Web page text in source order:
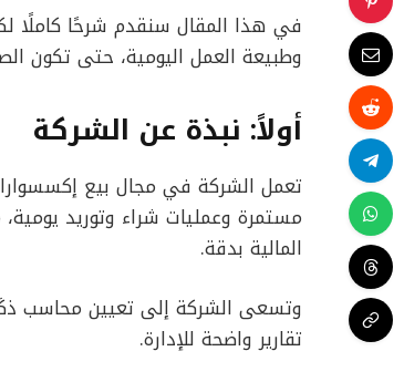
في هذا المقال سنقدم شرحًا كاملًا
وطبيعة العمل اليومية، حتى تكون
أولاً: نبذة عن الشركة
تعمل الشركة في مجال بيع
مستمرة وعمليات شراء وتوريد
المالية بدقة.
وتسعى الشركة إلى تعيين محاسب ذكَر
تقارير واضحة للإدارة.